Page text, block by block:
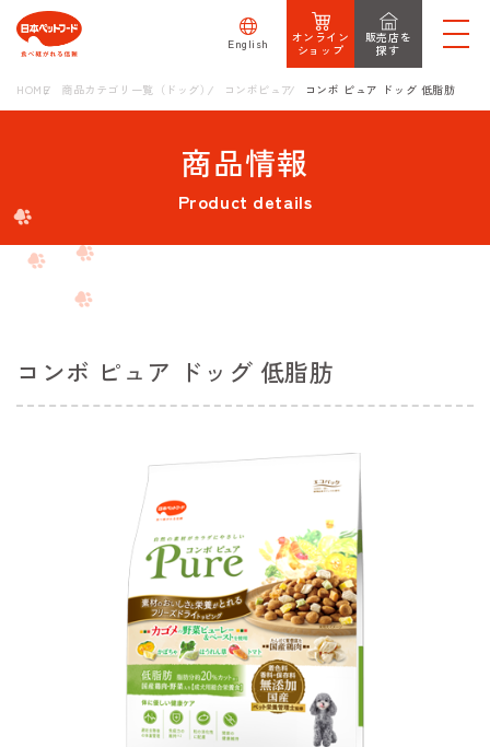
English
オンライン
ショップ
販売店を
探す
HOME 商品カテゴリ一覧（ドッグ） コンボピュア コンボ ピュア ドッグ 低脂肪
商品情報
Product details
コンボ ピュア ドッグ 低脂肪